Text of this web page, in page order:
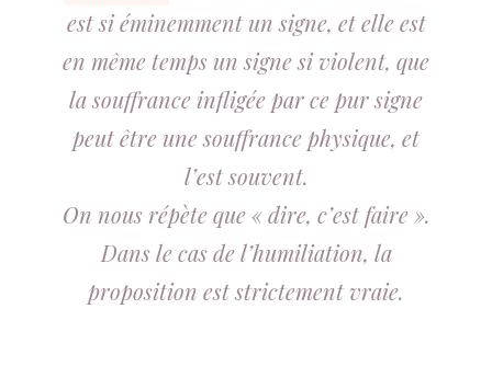
est si éminemment un signe, et elle est
en même temps un signe si violent, que
la souffrance infligée par ce pur signe
peut être une souffrance physique, et
l’est souvent.
On nous répète que « dire, c’est faire ».
Dans le cas de l’humiliation, la
proposition est strictement vraie.